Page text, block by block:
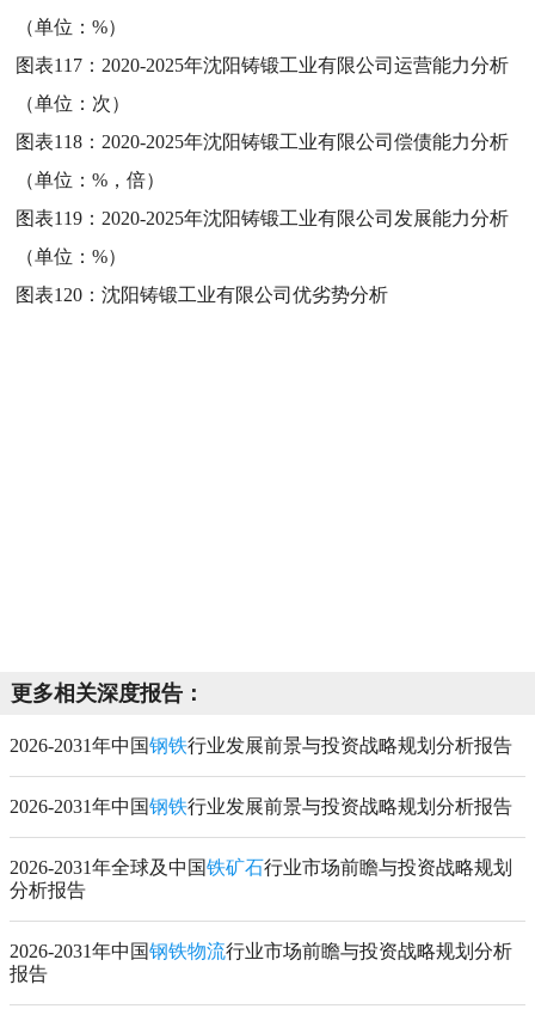
（单位：%）
图表117： 2020-2025年沈阳铸锻工业有限公司运营能力分析
（单位：次）
图表118： 2020-2025年沈阳铸锻工业有限公司偿债能力分析
（单位：%，倍）
图表119： 2020-2025年沈阳铸锻工业有限公司发展能力分析
（单位：%）
图表120：沈阳铸锻工业有限公司优劣势分析
更多相关深度报告：
2026-2031年中国钢铁行业发展前景与投资战略规划分析报告
2026-2031年中国钢铁行业发展前景与投资战略规划分析报告
2026-2031年全球及中国铁矿石行业市场前瞻与投资战略规划
分析报告
2026-2031年中国钢铁物流行业市场前瞻与投资战略规划分析
报告